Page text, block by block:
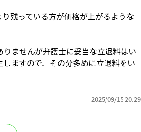
残っている方が価格が上がるような
ませんが弁護士に妥当な立退料はい
ますので、その分多めに立退料をい
2025/09/15 20:29